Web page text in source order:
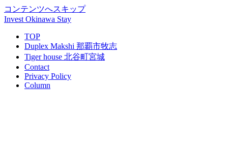
コンテンツへスキップ
Invest Okinawa Stay
TOP
Duplex Makshi 那覇市牧志
Tiger house 北谷町宮城
Contact
Privacy Policy
Column